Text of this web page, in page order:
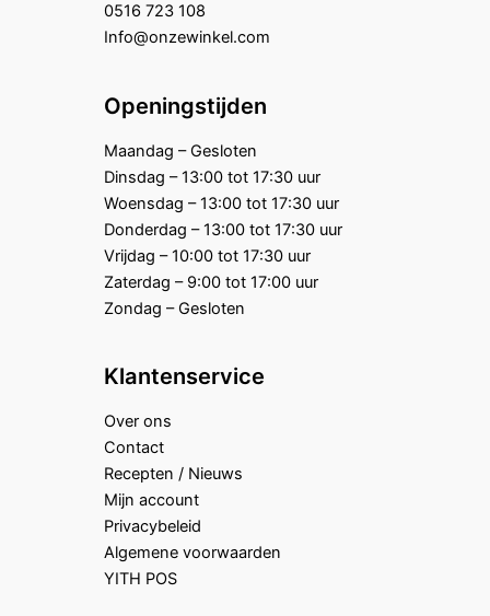
0516 723 108
Info@onzewinkel.com
Openingstijden
Maandag – Gesloten
Dinsdag – 13:00 tot 17:30 uur
Woensdag – 13:00 tot 17:30 uur
Donderdag – 13:00 tot 17:30 uur
Vrijdag – 10:00 tot 17:30 uur
Zaterdag – 9:00 tot 17:00 uur
Zondag – Gesloten
Klantenservice
Over ons
Contact
Recepten / Nieuws
Mijn account
Privacybeleid
Algemene voorwaarden
YITH POS